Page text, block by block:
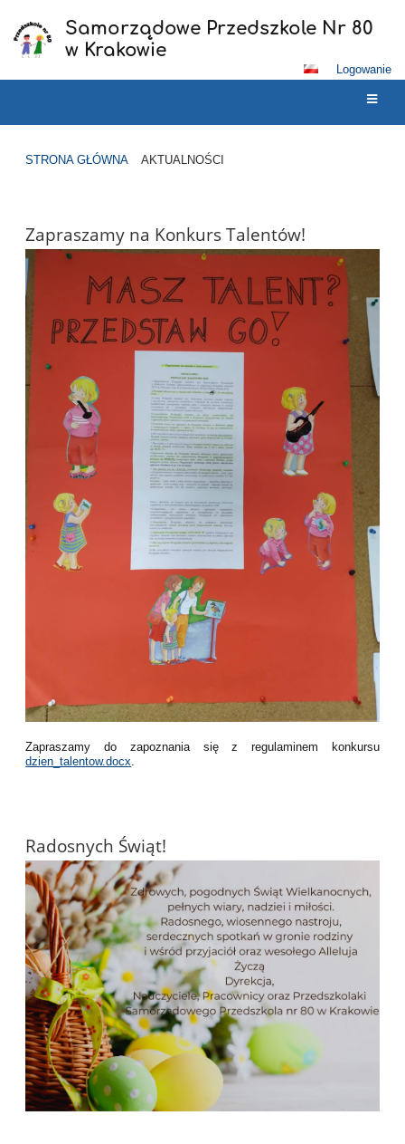
Samorządowe Przedszkole Nr 80
w Krakowie
Logowanie
STRONA GŁÓWNA AKTUALNOŚCI
Zapraszamy na Konkurs Talentów!
Zapraszamy do zapoznania się z regulaminem konkursu
dzien_talentow.docx.
Radosnych Świąt!